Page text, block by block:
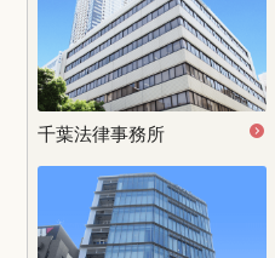
千葉法律事務所